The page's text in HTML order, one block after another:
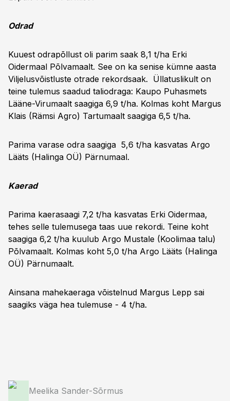
Odrad
Kuuest odrapõllust oli parim saak 8,1 t/ha Erki
Oidermaal Põlvamaalt. See on ka senise kümne aasta
Viljelusvõistluste otrade rekordsaak. Üllatuslikult on
teine tulemus saadud taliodraga: Kaupo Puhasmets
Lääne-Virumaalt saagiga 6,9 t/ha. Kolmas koht Margus
Klais (Rämsi Agro) Tartumaalt saagiga 6,5 t/ha.
Parima varase odra saagiga 5,6 t/ha kasvatas Argo
Lääts (Halinga OÜ) Pärnumaal.
Kaerad
Parima kaerasaagi 7,2 t/ha kasvatas Erki Oidermaa,
tehes selle tulemusega taas uue rekordi. Teine koht
saagiga 6,2 t/ha kuulub Argo Mustale (Koolimaa talu)
Põlvamaalt. Kolmas koht 5,0 t/ha Argo Lääts (Halinga
OÜ) Pärnumaalt.
Ainsana mahekaeraga võistelnud Margus Lepp sai
saagiks väga hea tulemuse - 4 t/ha.
Meelika Sander-Sõrmus